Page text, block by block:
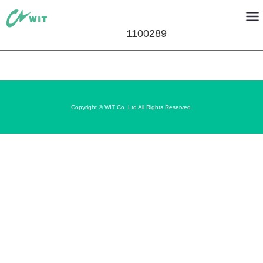
1100289
Copyright © WIT Co. Ltd All Rights Reserved.